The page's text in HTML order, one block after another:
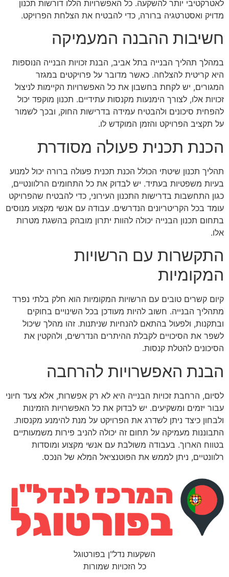
לאטרקטיבי יותר להשקעה. כל האפשרויות הללו דורשות תכנון
מדויק ואסטרטגיה ברורה, כדי להבטיח את הצלחת הפרויקט.
חשיבות ההבנה המעמיקה
במהלך תהליך הבנייה בתל אביב, הבנת זכויות הבנייה הנוספות
היא קריטית להצלחה. כאשר מדובר על פרויקטים במגזר
המגורים, יש לקחת בחשבון את כל האפשרויות הקיימות לניצול
זכויות אלו, לצורך הימנעות מקנסות עתידיים. תכנון מוקפד יכול
להפחית סיכונים ולהבטיח עמידה בדרישות החוק, ובכך לשמור
על תקציב הפרויקט והזמן המוקדש לו.
הכנת תכנית פעולה מסודרת
תהליך תכנון שיטתי הכולל הכנת תכנית פעולה ברורה יכול למנוע
בעיות משפטיות בעתיד. יש לבדוק את כל התחומים הרלוונטיים,
כגון התחשבות בדרישות התכנון העירוני, כדי להבטיח שהפרויקט
עומד בכל הקריטריונים הנדרשים. עבודה עם אנשי מקצוע מנוסים
בתחום תכנון הבנייה יכולה להוות יתרון מובהק בהשגת מטרות
אלו.
התקשרות עם הרשויות
המקומיות
קיום קשרים טובים עם הרשויות המקומיות הוא חלק בלתי נפרד
מתהליך הבנייה. חשוב להיות מעודכן בכל השינויים בחוקים
ובתקנות, ולפעול בהתאם להנחיות שניתנות. זהו מהלך שיכול
לשפר את הסיכויים לקבלת ההיתרים הנדרשים, ולהקטין את
הסיכונים להטלת קנסות.
הבנת האפשרויות להרחבה
לסיום, הרחבת זכויות הבנייה היא לא רק אפשרות, אלא צעד חיוני
עבור יזמים ומשקיעים. יש לבדוק את כל האפשרויות הזמינות
ולבחון כיצד ניתן לשדרג את הפרויקט על מנת להימנע מקנסות.
התבוננות מעמיקה על תחום זה יכולה להניב פירות משמעותיים
בטווח הארוך. בעבודה משולבת עם אנשי מקצוע ומוסדות
רלוונטיים, ניתן לממש את הפוטנציאל המלא של הנכס.
השקעות נדל"ן בפורטוגל
כל הזכויות שמורות